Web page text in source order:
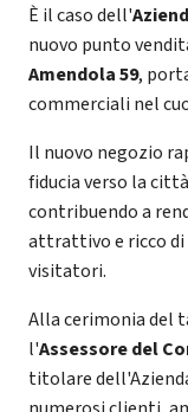
È il caso dell'
nuovo punto
Amendola 59,
commerciali nel
Il nuovo negozio
fiducia verso la
contribuendo a
attrattivo e ricco di
visitatori.
Alla cerimonia del
l'Assessore del
titolare